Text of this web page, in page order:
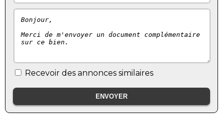
Recevoir des annonces similaires